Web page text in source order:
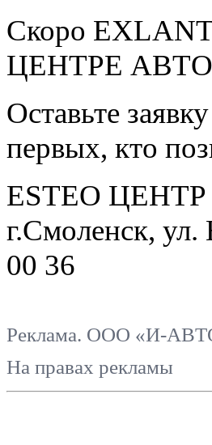
Скоро
ЦЕНТРЕ
Оставьте
первых, кто
ESTEO
г.Смоленск, ул.
00 36
Реклама. ООО «И-
На правах рекламы